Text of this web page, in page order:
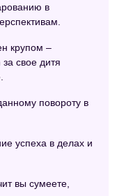
в
крупом –
свое дитя
повороту в
успеха в делах и
вы сумеете,